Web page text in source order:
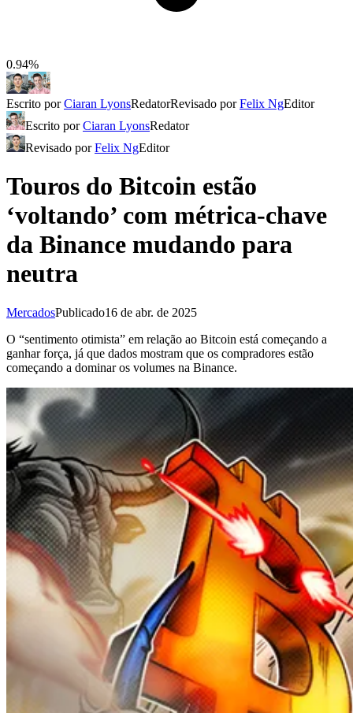
0.94%
Escrito porCiaran LyonsRedatorRevisado porFelix NgEditor
Escrito porCiaran LyonsRedator
Revisado porFelix NgEditor
Touros do Bitcoin estão
‘voltando’ com métrica-chave
da Binance mudando para
neutra
MercadosPublicado16 de abr. de 2025
O “sentimento otimista” em relação ao Bitcoin está começando a
ganhar força, já que dados mostram que os compradores estão
começando a dominar os volumes na Binance.